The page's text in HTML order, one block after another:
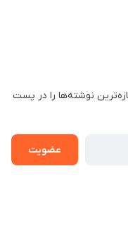
نوشته‌ها را در پست
عضویت